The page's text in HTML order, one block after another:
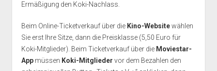
Ermäßigung den Koki-Nachlass.
Beim Online-Ticketverkauf über die Kino-Websitewählen
Sie erst Ihre Sitze, dann die Preisklasse (5,50 Euro für
Koki-Mitglieder). Beim Ticketverkauf über die Moviestar-
App müssen Koki-Mitglieder vor dem Bezahlen den